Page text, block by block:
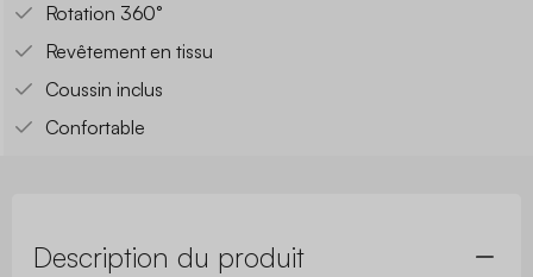
Rotation 360°
Revêtement en tissu
Coussin inclus
Confortable
Description du produit